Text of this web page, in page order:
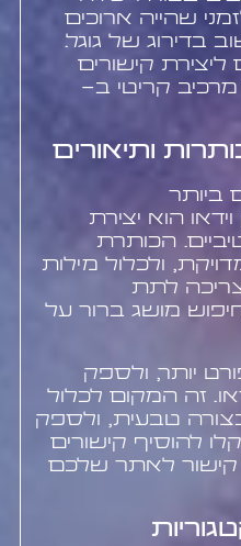
שהייה ארוכים
בדירוג של גוגל.
ליצירת קישורים
מרכיב קריטי ב-
ותיאורים
ביותר
הוא יצירת
הכותרת
ולכלול מילות
לתת
מושג ברור על
יותר, ולספק
זה המקום לכלול
טבעית, ולספק
להוסיף קישורים
קישור לאתר שלכם